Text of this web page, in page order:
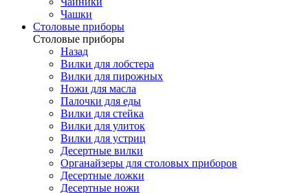
Чашки
Cтоловые приборы
Cтоловые приборы
Назад
Вилки для лобстера
Вилки для пирожных
Ножи для масла
Палочки для еды
Вилки для стейка
Вилки для улиток
Вилки для устриц
Десертные вилки
Органайзеры для столовых приборов
Десертные ложки
Десертные ножи